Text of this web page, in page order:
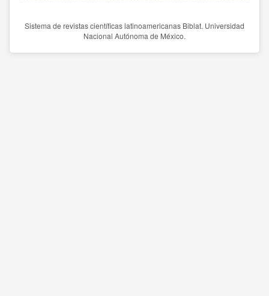
Sistema de revistas científicas latinoamericanas Biblat. Universidad
Nacional Autónoma de México.